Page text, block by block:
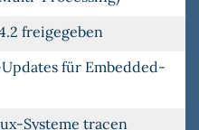
freigegeben
für Embedded-
Systeme tracen